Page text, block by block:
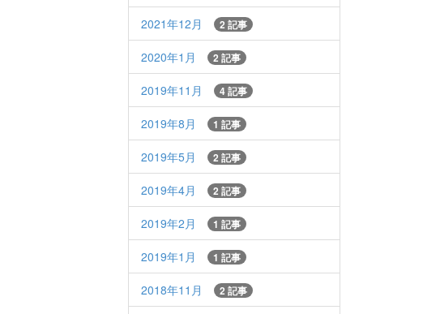
2021年12月 2 記事
2020年1月 2 記事
2019年11月 4 記事
2019年8月 1 記事
2019年5月 2 記事
2019年4月 2 記事
2019年2月 1 記事
2019年1月 1 記事
2018年11月 2 記事